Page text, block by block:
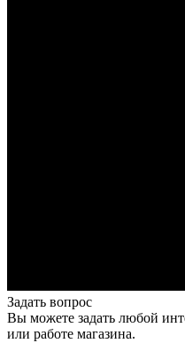
Задать вопрос
Вы можете задать любой
или работе магазина.